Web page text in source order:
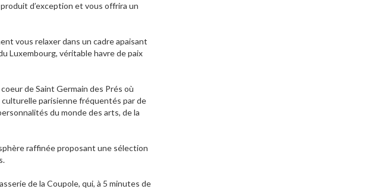
d’exception et vous offrira un
vous relaxer dans un cadre apaisant
Luxembourg, véritable havre de paix
de Saint Germain des Prés où
culturelle parisienne fréquentés par de
du monde des arts, de la
raffinée proposant une sélection
de la Coupole, qui, à 5 minutes de